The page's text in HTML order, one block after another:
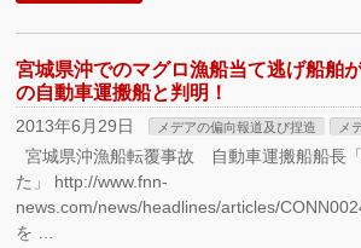
宮城県沖でのマグロ漁船当て逃げ船舶
の自動車運搬船と判明！
2013年6月29日 メデアの偏向報道及び捏造 メ
宮城県沖漁船転覆事故 自動車運搬船船長
た」 http://www.fnn-
news.com/news/headlines/articles/
を …